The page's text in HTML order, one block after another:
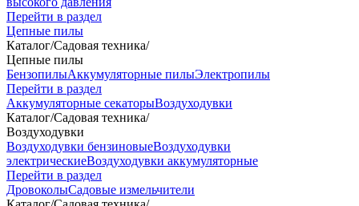
Перейти в раздел
Цепные пилы
Каталог/Садовая техника/
Цепные пилы
БензопилыАккумуляторные пилыЭлектропилы
Перейти в раздел
Аккумуляторные секаторыВоздуходувки
Каталог/Садовая техника/
Воздуходувки
Воздуходувки бензиновыеВоздуходувки
электрическиеВоздуходувки аккумуляторные
Перейти в раздел
ДровоколыСадовые измельчители